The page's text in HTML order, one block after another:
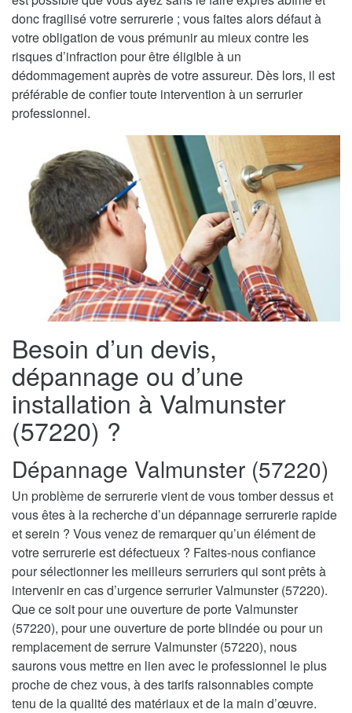
donc fragilisé votre serrurerie ; vous faites alors défaut à
votre obligation de vous prémunir au mieux contre les
risques d’infraction pour être éligible à un
dédommagement auprès de votre assureur. Dès lors, il est
préférable de confier toute intervention à un serrurier
professionnel.
Besoin d’un devis,
dépannage ou d’une
installation à Valmunster
(57220) ?
Dépannage Valmunster (57220)
Un problème de serrurerie vient de vous tomber dessus et
vous êtes à la recherche d’un dépannage serrurerie rapide
et serein ? Vous venez de remarquer qu’un élément de
votre serrurerie est défectueux ? Faites-nous confiance
pour sélectionner les meilleurs serruriers qui sont prêts à
intervenir en cas d’urgence serrurier Valmunster (57220).
Que ce soit pour une ouverture de porte Valmunster
(57220), pour une ouverture de porte blindée ou pour un
remplacement de serrure Valmunster (57220), nous
saurons vous mettre en lien avec le professionnel le plus
proche de chez vous, à des tarifs raisonnables compte
tenu de la qualité des matériaux et de la main d’œuvre.